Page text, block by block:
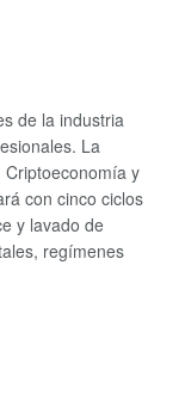
de la industria
La
y
con cinco ciclos
y lavado de
regímenes